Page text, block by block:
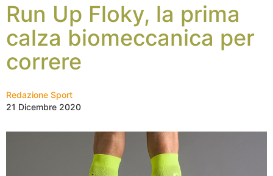
Run Up Floky, la prima
calza biomeccanica per
correre
Redazione Sport
21 Dicembre 2020